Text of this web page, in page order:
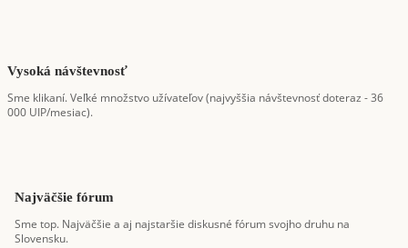
Vysoká návštevnosť
Sme klikaní. Veľké množstvo užívateľov (najvyššia návštevnosť doteraz - 36
000 UIP/mesiac).
Najväčšie fórum
Sme top. Najväčšie a aj najstaršie diskusné fórum svojho druhu na
Slovensku.